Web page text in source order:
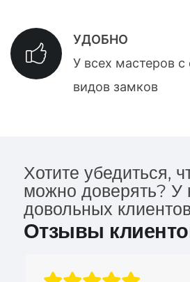
УДОБНО
У всех мастеров
видов замков
Хотите убедиться,
можно доверять? У
довольных
Отзывы